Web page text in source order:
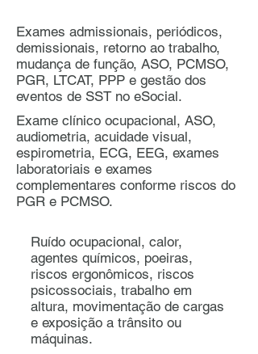
Exames admissionais, periódicos,
demissionais, retorno ao trabalho,
mudança de função, ASO, PCMSO,
PGR, LTCAT, PPP e gestão dos
eventos de SST no eSocial.
Exame clínico ocupacional, ASO,
audiometria, acuidade visual,
espirometria, ECG, EEG, exames
laboratoriais e exames
complementares conforme riscos do
PGR e PCMSO.
Ruído ocupacional, calor,
agentes químicos, poeiras,
riscos ergonômicos, riscos
psicossociais, trabalho em
altura, movimentação de cargas
e exposição a trânsito ou
máquinas.